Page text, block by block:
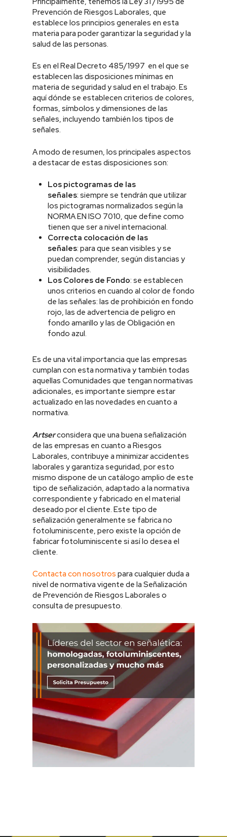
Prevención de Riesgos Laborales, que
establece los principios generales en esta
materia para poder garantizar la seguridad y la
salud de las personas.
Es en el Real Decreto 485/1997 en el que se
establecen las disposiciones mínimas en
materia de seguridad y salud en el trabajo. Es
aquí dónde se establecen criterios de colores,
formas, símbolos y dimensiones de las
señales, incluyendo también los tipos de
señales.
A modo de resumen, los principales aspectos
a destacar de estas disposiciones son:
Los pictogramas de las
señales: siempre se tendrán que utilizar
los pictogramas normalizados según la
NORMA EN ISO 7010, que define como
tienen que ser a nivel internacional.
Correcta colocación de las
señales: para que sean visibles y se
puedan comprender, según distancias y
visibilidades.
Los Colores de Fondo: se establecen
unos criterios en cuando al color de fondo
de las señales: las de prohibición en fondo
rojo, las de advertencia de peligro en
fondo amarillo y las de Obligación en
fondo azul.
Es de una vital importancia que las empresas
cumplan con esta normativa y también todas
aquellas Comunidades que tengan normativas
adicionales, es importante siempre estar
actualizado en las novedades en cuanto a
normativa.
Artserconsidera que una buena señalización
de las empresas en cuanto a Riesgos
Laborales, contribuye a minimizar accidentes
laborales y garantiza seguridad, por esto
mismo dispone de un catálogo amplio de este
tipo de señalización, adaptado a la normativa
correspondiente y fabricado en el material
deseado por el cliente. Este tipo de
señalización generalmente se fabrica no
fotoluminiscente, pero existe la opción de
fabricar fotoluminiscente si así lo desea el
cliente.
Contacta con nosotros para cualquier duda a
nivel de normativa vigente de la Señalización
de Prevención de Riesgos Laborales o
consulta de presupuesto.